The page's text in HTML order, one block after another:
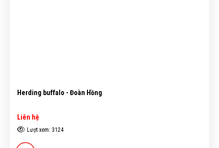
Herding buffalo - Đoàn Hồng
Liên hệ
Lượt xem: 3124